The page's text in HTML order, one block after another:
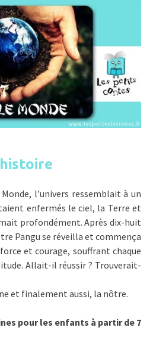
l’univers ressemblait à un
enfermés le ciel, la Terre et
profondément. Après dix-huit
Pangu se réveilla et commença
et courage, souffrant chaque
Allait-il réussir ? Trouverait-
et finalement aussi, la nôtre.
pour les enfants à partir de 7